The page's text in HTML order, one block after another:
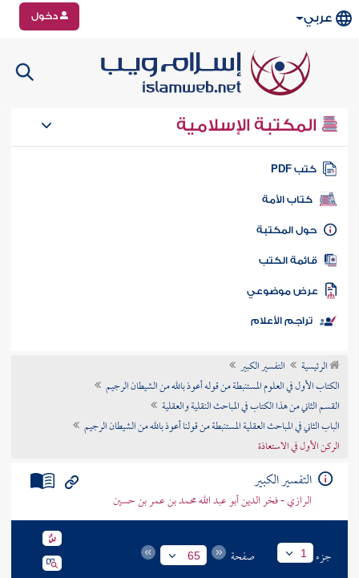
عربي دخول
المكتبة الإسلامية
كتب PDF
كتاب الأمة
المكتبة
الكتب
موضوعي
تراجم الأعلام
الرئيسية
التفسير الكبير
الكتاب الأول في العلوم المستنبطة من قوله أعوذ بالله من الشيطان الرجيم
القسم الثاني من هذا الكتاب في المباحث النقلية والعقلية
الباب الثاني في المباحث العقلية المستنبطة من قولنا أعوذ بالله من الشيطان الرجيم
الركن الأول في الاستعاذة
التفسير الكبير
الرازي - فخر الدين أبو عبد الله محمد بن عمر بن حسين
جزء 1 صفحة 65